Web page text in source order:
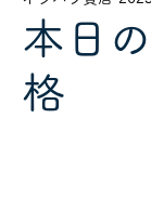
本日